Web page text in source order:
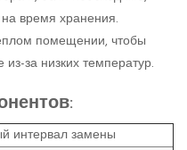
на время хранения.
помещении, чтобы
из-за низких температур.
интервал замены